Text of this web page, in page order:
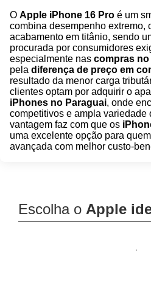
O Apple iPhone 16 Pro é um
combina desempenho extremo,
acabamento em titânio, sendo
procurada por consumidores
especialmente nas compras no
pela diferença de preço em
resultado da menor carga
clientes optam por adquirir o
iPhones no Paraguai, onde
competitivos e ampla variedade
vantagem faz com que os
uma excelente opção para
avançada com melhor custo-
Escolha o Apple